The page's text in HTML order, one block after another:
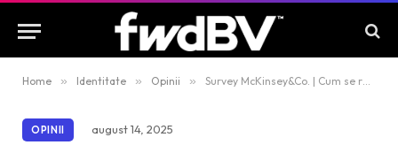
Home » Identitate » Opinii » Survey McKinsey&Co. | Cum se reorganizează organizațiile pentru a capta valoare
OPINII august 14, 2025